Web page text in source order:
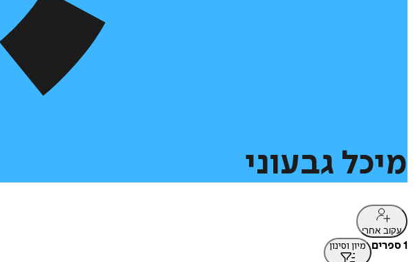
מיכל גבעוני
עקוב אחרי
1 ספרים מיון וסינון